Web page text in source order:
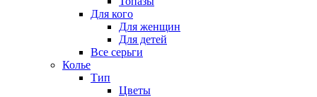
Для кого
Для женщин
Для детей
Все серьги
Колье
Тип
Цветы